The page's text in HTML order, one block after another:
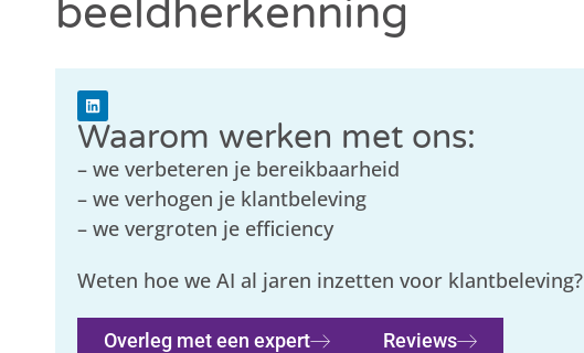
beeldherkenning
Waarom werken met ons:
– we verbeteren je bereikbaarheid
– we verhogen je klantbeleving
– we vergroten je efficiency
Weten hoe we AI al jaren inzetten voor klantbeleving?
Overleg met een expert Reviews